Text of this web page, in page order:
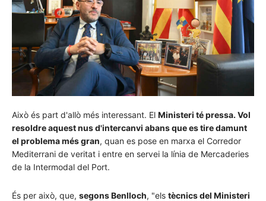
Això és part d'allò més interessant. El Ministeri té pressa. Vol
resoldre aquest nus d'intercanvi abans que es tire damunt
el problema més gran, quan es pose en marxa el Corredor
Mediterrani de veritat i entre en servei la línia de Mercaderies
de la Intermodal del Port.
És per això, que, segons Benlloch, "els tècnics del Ministeri